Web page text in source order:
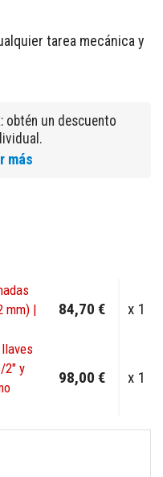
tarea mecánica y
: obtén un descuento
más
mm) |
84,70 € x 1
2" y
98,00 € x 1